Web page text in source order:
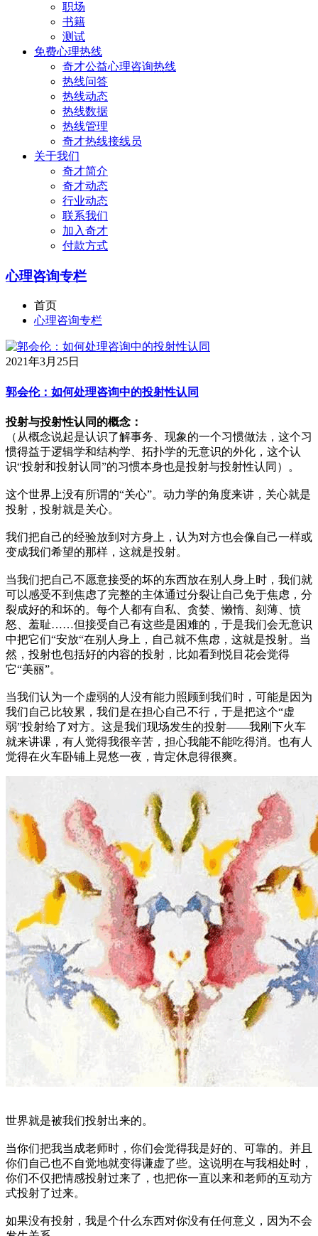
职场
书籍
测试
免费心理热线
奇才公益心理咨询热线
热线问答
热线动态
热线数据
热线管理
奇才热线接线员
关于我们
奇才简介
奇才动态
行业动态
联系我们
加入奇才
付款方式
心理咨询专栏
首页
心理咨询专栏
2021年3月25日
郭会伦：如何处理咨询中的投射性认同
投射与投射性认同的概念：
（从概念说起是认识了解事务、现象的一个习惯做法，这个习
惯得益于逻辑学和结构学、拓扑学的无意识的外化，这个认
识“投射和投射认同”的习惯本身也是投射与投射性认同）。
这个世界上没有所谓的“关心”。动力学的角度来讲，关心就是
投射，投射就是关心。
我们把自己的经验放到对方身上，认为对方也会像自己一样或
变成我们希望的那样，这就是投射。
当我们把自己不愿意接受的坏的东西放在别人身上时，我们就
可以感受不到焦虑了完整的主体通过分裂让自己免于焦虑，分
裂成好的和坏的。每个人都有自私、贪婪、懒惰、刻薄、愤
怒、羞耻……但接受自己有这些是困难的，于是我们会无意识
中把它们“安放“在别人身上，自己就不焦虑，这就是投射。当
然，投射也包括好的内容的投射，比如看到悦目花会觉得
它“美丽”。
当我们认为一个虚弱的人没有能力照顾到我们时，可能是因为
我们自己比较累，我们是在担心自己不行，于是把这个“虚
弱”投射给了对方。这是我们现场发生的投射——我刚下火车
就来讲课，有人觉得我很辛苦，担心我能不能吃得消。也有人
觉得在火车卧铺上晃悠一夜，肯定休息得很爽。
世界就是被我们投射出来的。
当你们把我当成老师时，你们会觉得我是好的、可靠的。并且
你们自己也不自觉地就变得谦虚了些。这说明在与我相处时，
你们不仅把情感投射过来了，也把你一直以来和老师的互动方
式投射了过来。
如果没有投射，我是个什么东西对你没有任何意义，因为不会